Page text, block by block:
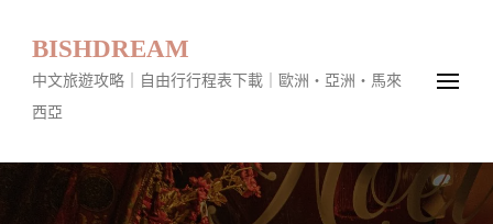
BISHDREAM
中文旅遊攻略｜自由行行程表下載｜歐洲・亞洲・馬來
西亞